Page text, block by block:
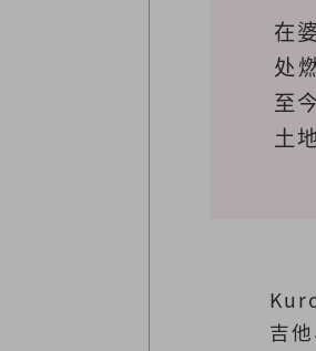
在
处
至
土
吉